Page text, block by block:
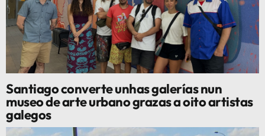
Santiago converte unhas galerías nun
museo de arte urbano grazas a oito artistas
galegos